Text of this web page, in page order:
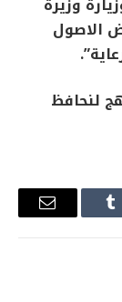
الاصول
لنحافظ
Tumblr
البريد